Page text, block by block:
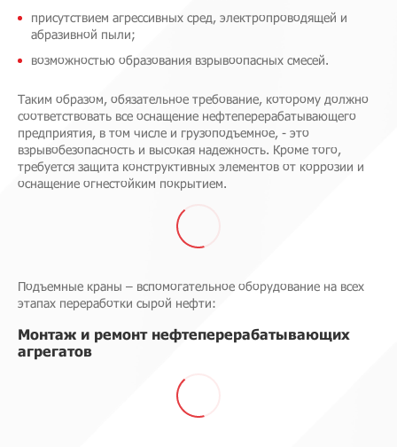
присутствием агрессивных сред, электропроводящей и
абразивной пыли;
возможностью образования взрывоопасных смесей.
Таким образом, обязательное требование, которому должно
соответствовать все оснащение нефтеперерабатывающего
предприятия, в том числе и грузоподъемное, - это
взрывобезопасность и высокая надежность. Кроме того,
требуется защита конструктивных элементов от коррозии и
оснащение огнестойким покрытием.
Подъемные краны – вспомогательное оборудование на всех
этапах переработки сырой нефти:
Монтаж и ремонт нефтеперерабатывающих
агрегатов